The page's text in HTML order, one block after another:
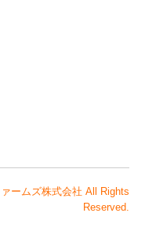
ームズ株式会社 All Rights
Reserved.